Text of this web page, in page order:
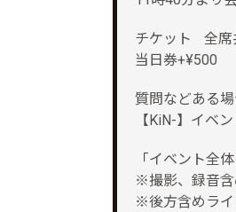
チケット 全席
当日券+¥500
質問などある
【KiN-】イベ
「イベント全
※撮影、録音含
※後方含めライ